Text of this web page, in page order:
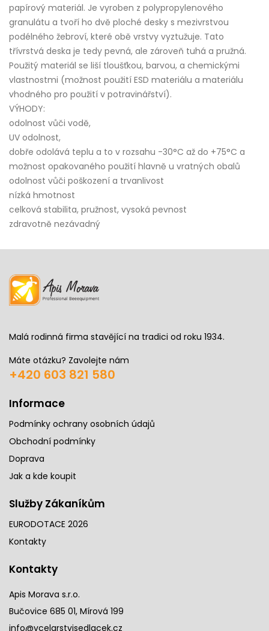
papírový materiál. Je vyroben z polypropylenového
granulátu a tvoří ho dvě ploché desky s mezivrstvou
podélného žebroví, které obě vrstvy vyztužuje. Tato
třívrstvá deska je tedy pevná, ale zároveň tuhá a pružná.
Použitý materiál se liší tloušťkou, barvou, a chemickými
vlastnostmi (možnost použití ESD materiálu a materiálu
vhodného pro použití v potravinářství).
VÝHODY:
odolnost vůči vodě,
UV odolnost,
dobře odolává teplu a to v rozsahu -30°C až do +75°C a
možnost opakovaného použití hlavně u vratných obalů
odolnost vůči poškození a trvanlivost
nízká hmotnost
celková stabilita, pružnost, vysoká pevnost
zdravotně nezávadný
Malá rodinná firma stavějící na tradici od roku 1934.
Máte otázku? Zavolejte nám
+420 603 821 580
Informace
Podmínky ochrany osobních údajů
Obchodní podmínky
Doprava
Jak a kde koupit
Služby Zákaníkům
EURODOTACE 2026
Kontakty
Kontakty
Apis Morava s.r.o.
Bučovice 685 01, Mírová 199
info@vcelarstvisedlacek.cz